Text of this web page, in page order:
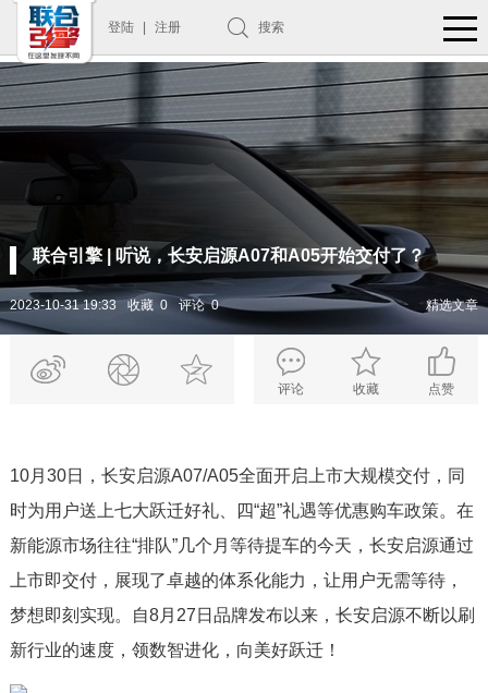
登陆 注册 搜索
联合引擎 | 听说，长安启源A07和A05开始交付了？
2023-10-31 19:33 收藏 0 评论 0 精选文章
评论 收藏 点赞
10月30日，长安启源A07/A05全面开启上市大规模交付，同
时为用户送上七大跃迁好礼、四“超”礼遇等优惠购车政策。在
新能源市场往往“排队”几个月等待提车的今天，长安启源通过
上市即交付，展现了卓越的体系化能力，让用户无需等待，
梦想即刻实现。自8月27日品牌发布以来，长安启源不断以刷
新行业的速度，领数智进化，向美好跃迁！